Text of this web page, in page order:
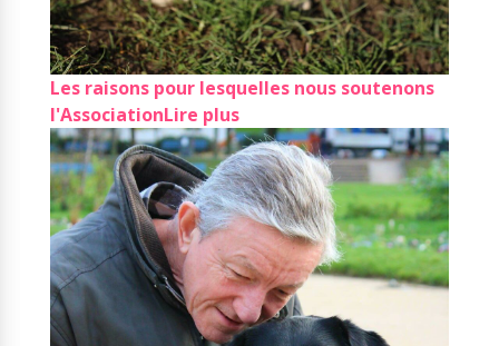
Les raisons pour lesquelles nous soutenons
l'AssociationLire plus